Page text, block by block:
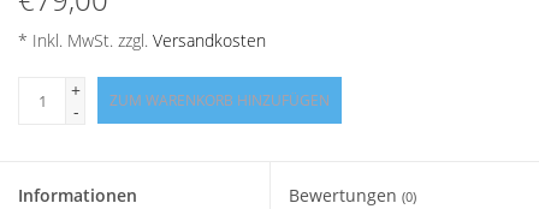
Angebote
Info-Service
* Inkl. MwSt. zzgl. Versandkosten
+
-
ZUM WARENKORB HINZUFÜGEN
Informationen Bewertungen (0)